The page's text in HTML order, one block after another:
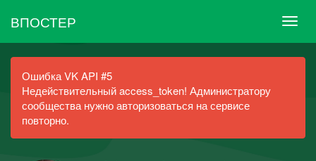
ВПОСТЕР
Ошибка VK API #5
Недействительный access_token! Администратору
сообщества нужно авторизоваться на сервисе
повторно.